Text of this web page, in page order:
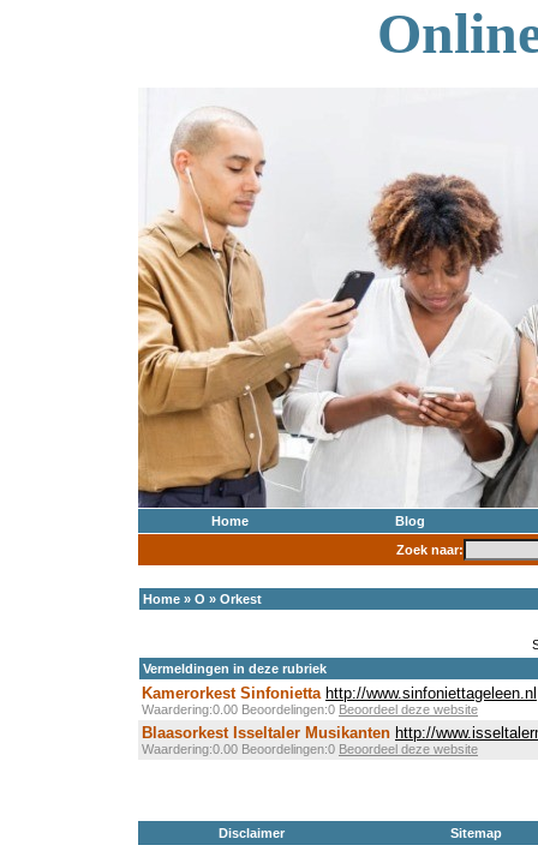
Home
Blog
Zoek naar:
Home » O » Orkest
Vermeldingen in deze rubriek
Kamerorkest Sinfonietta http://www.sinfoniettageleen.nl
Waardering:0.00 Beoordelingen:0 Beoordeel deze website
Blaasorkest Isseltaler Musikanten http://
Waardering:0.00 Beoordelingen:0 Beoordeel deze website
Disclaimer Sitemap